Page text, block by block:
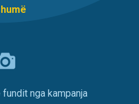
nga kampanja